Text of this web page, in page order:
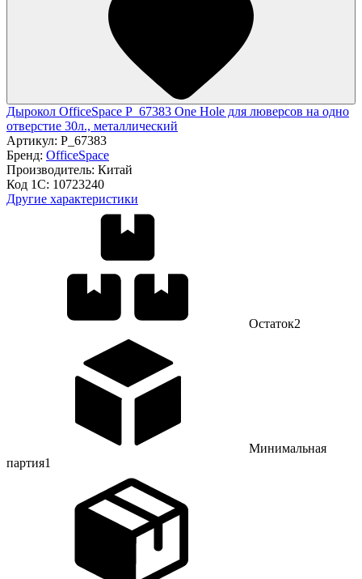
Дырокол OfficeSpace P_67383 One Hole для люверсов на одно
отверстие 30л., металлический
Артикул: P_67383
Бренд: OfficeSpace
Производитель: Китай
Код 1С: 10723240
Другие характеристики
Остаток2
Минимальная
партия1